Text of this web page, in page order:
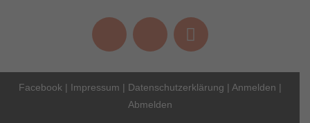
Facebook | Impressum | Datenschutzerklärung | Anmelden |
Abmelden